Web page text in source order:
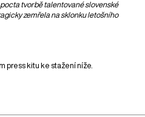
tvorbě talentované slovenské
zemřela na sklonku letošního
press kitu ke stažení níže.